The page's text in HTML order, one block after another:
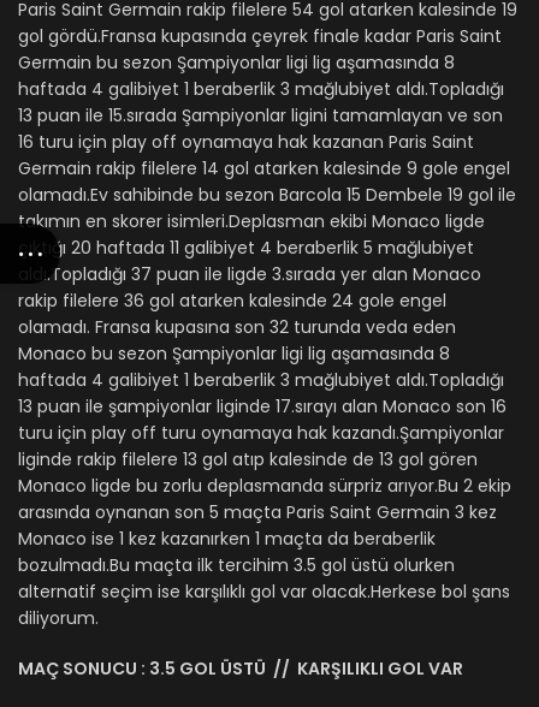
Paris Saint Germain rakip filelere 54 gol atarken kalesinde 19
gol gördü.Fransa kupasında çeyrek finale kadar Paris Saint
Germain bu sezon Şampiyonlar ligi lig aşamasında 8
haftada 4 galibiyet 1 beraberlik 3 mağlubiyet aldı.Topladığı
13 puan ile 15.sırada Şampiyonlar ligini tamamlayan ve son
16 turu için play off oynamaya hak kazanan Paris Saint
Germain rakip filelere 14 gol atarken kalesinde 9 gole engel
olamadı.Ev sahibinde bu sezon Barcola 15 Dembele 19 gol ile
takımın en skorer isimleri.Deplasman ekibi Monaco ligde
çıktığı 20 haftada 11 galibiyet 4 beraberlik 5 mağlubiyet
aldı.Topladığı 37 puan ile ligde 3.sırada yer alan Monaco
rakip filelere 36 gol atarken kalesinde 24 gole engel
olamadı. Fransa kupasına son 32 turunda veda eden
Monaco bu sezon Şampiyonlar ligi lig aşamasında 8
haftada 4 galibiyet 1 beraberlik 3 mağlubiyet aldı.Topladığı
13 puan ile şampiyonlar liginde 17.sırayı alan Monaco son 16
turu için play off turu oynamaya hak kazandı.Şampiyonlar
liginde rakip filelere 13 gol atıp kalesinde de 13 gol gören
Monaco ligde bu zorlu deplasmanda sürpriz arıyor.Bu 2 ekip
arasında oynanan son 5 maçta Paris Saint Germain 3 kez
Monaco ise 1 kez kazanırken 1 maçta da beraberlik
bozulmadı.Bu maçta ilk tercihim 3.5 gol üstü olurken
alternatif seçim ise karşılıklı gol var olacak.Herkese bol şans
diliyorum.
MAÇ SONUCU : 3.5 GOL ÜSTÜ // KARŞILIKLI GOL VAR